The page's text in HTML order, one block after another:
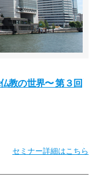
教の世界〜 第３回
セミナー詳細はこちら